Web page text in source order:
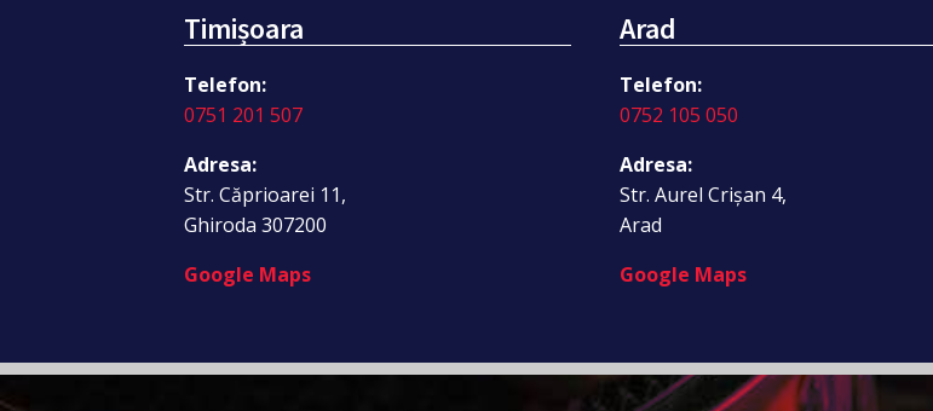
Timișoara
Telefon:
0751 201 507
Adresa:
Str. Căprioarei 11,
Ghiroda 307200
Google Maps
Arad
Telefon:
0752 105 050
Adresa:
Str. Aurel Crișan 4,
Arad
Google Maps